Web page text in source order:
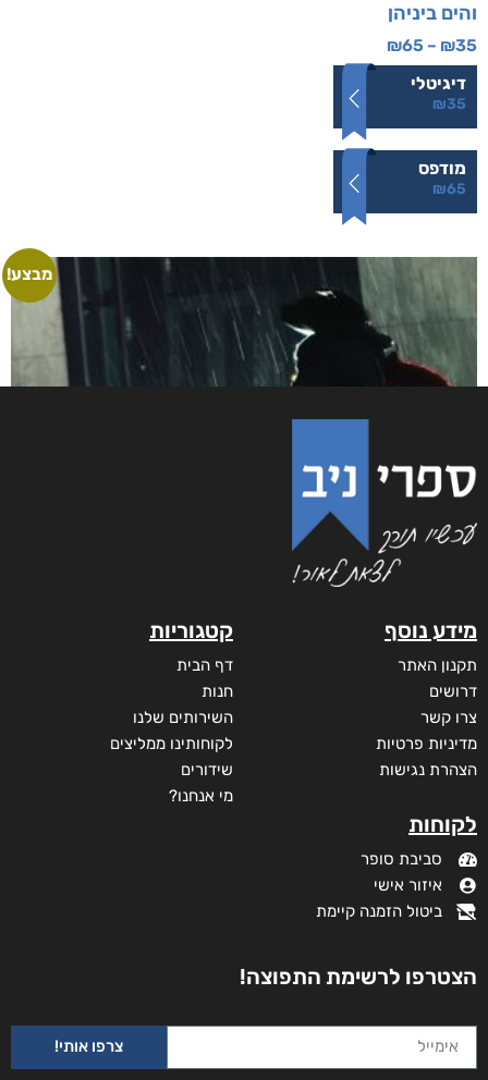
והים ביניהן
₪35
–
₪65
דיגיטלי
₪35
מודפס
₪65
מבצע!
שבר ענן
מידע נוסף
תקנון האתר
דרושים
צרו קשר
מדיניות פרטיות
הצהרת נגישות
לקוחות
סביבת סופר
איזור אישי
ביטול הזמנה קיימת
קטגוריות
דף הבית
חנות
השירותים שלנו
לקוחותינו ממליצים
שידורים
מי אנחנו?
הצטרפו לרשימת התפוצה!
צרפו אותי!